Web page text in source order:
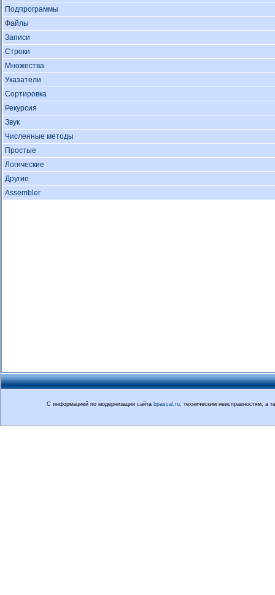
Подпрограммы
Файлы
Записи
Строки
Множества
Указатели
Сортировка
Рекурсия
Звук
Численные методы
Простые
Логические
Другие
Assembler
С информацией по модернизации сайта bpascal.ru, техническим неисправностям, а